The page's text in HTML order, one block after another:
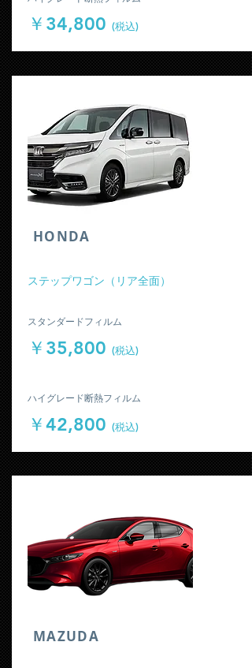
￥34,800 (税込)
​HONDA
​ステップワゴン（リア全面）
​スタンダードフィルム
￥35,800 (税込)
​ハイグレード断熱フィルム
￥42,800 (税込)
​MAZUDA